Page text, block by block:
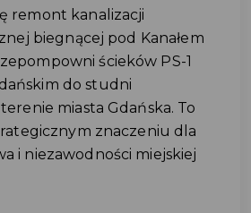
remont kanalizacji
biegnącej pod Kanałem
ścieków PS-1
do studni
miasta Gdańska. To
znaczeniu dla
i niezawodności miejskiej